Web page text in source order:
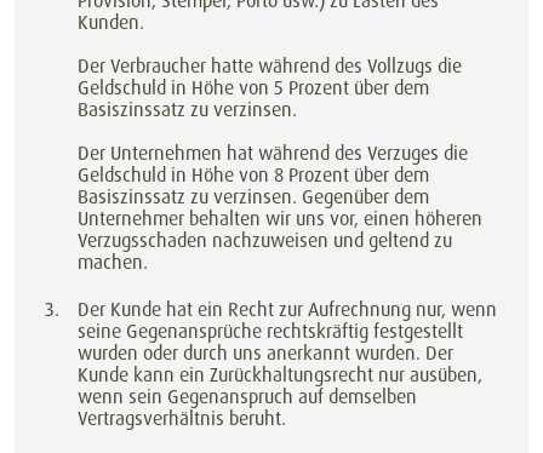
Kunden.
Der Verbraucher hatte während des Vollzugs die
Geldschuld in Höhe von 5 Prozent über dem
Basiszinssatz zu verzinsen.
Der Unternehmen hat während des Verzuges die
Geldschuld in Höhe von 8 Prozent über dem
Basiszinssatz zu verzinsen. Gegenüber dem
Unternehmer behalten wir uns vor, einen höheren
Verzugsschaden nachzuweisen und geltend zu
machen.
Der Kunde hat ein Recht zur Aufrechnung nur, wenn
seine Gegenansprüche rechtskräftig festgestellt
wurden oder durch uns anerkannt wurden. Der
Kunde kann ein Zurückhaltungsrecht nur ausüben,
wenn sein Gegenanspruch auf demselben
Vertragsverhältnis beruht.